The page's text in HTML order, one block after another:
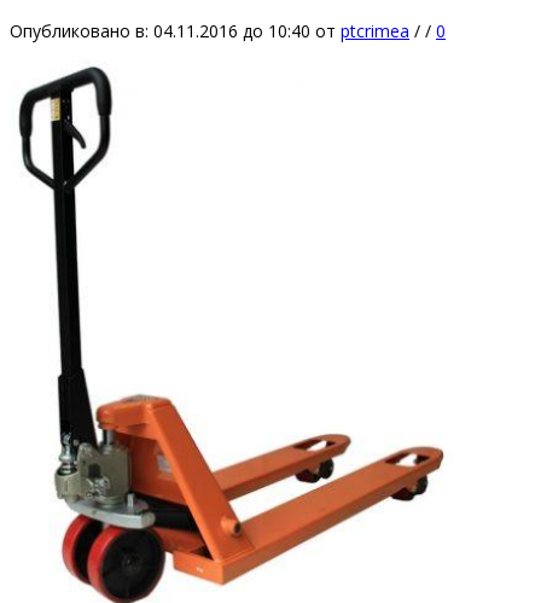
Опубликовано в: 04.11.2016 до 10:40 от ptcrimea / / 0